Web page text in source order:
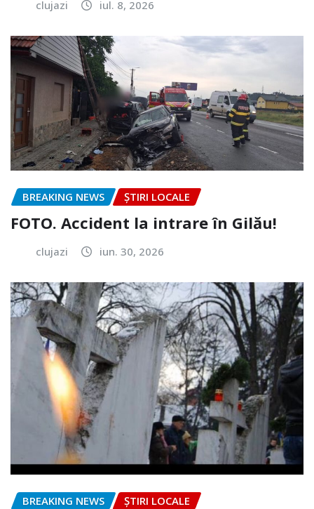
clujazi iul. 8, 2026
BREAKING NEWS ȘTIRI LOCALE
FOTO. Accident la intrare în Gilău!
clujazi iun. 30, 2026
BREAKING NEWS ȘTIRI LOCALE